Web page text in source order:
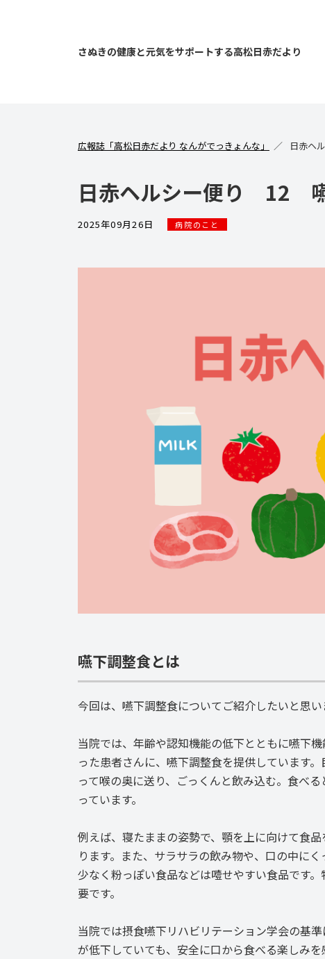
さぬきの健康と元気をサポートする高松日赤だより
広報誌「高松日赤だより なんがでっきょんな」 日赤ヘ
2025年09月26日 病院のこと
日赤ヘルシー便り 12
嚥下調整食とは
今回は、嚥下調整食についてご紹介したいと思い
当院では、年齢や認知機能の低下とともに嚥下
った患者さんに、嚥下調整食を提供しています
って喉の奥に送り、ごっくんと飲み込む。食べ
っています。
例えば、寝たままの姿勢で、顎を上に向けて食
ります。また、サラサラの飲み物や、口の中に
少なく粉っぽい食品などは噎せやすい食品です
要です。
当院では摂食嚥下リハビリテーション学会の基
が低下していても、安全に口から食べる楽しみ